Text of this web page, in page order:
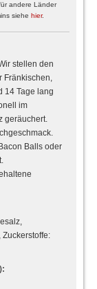
andere Länder
siehe hier.
stellen den
Fränkischen,
14 Tage lang
im
geräuchert.
Balls oder